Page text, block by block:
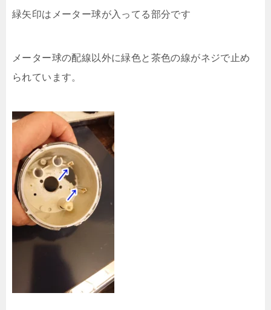
緑矢印はメーター球が入ってる部分です
メーター球の配線以外に緑色と茶色の線がネジで止め
られています。